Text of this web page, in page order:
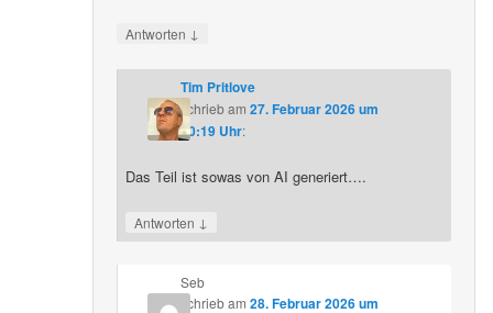
Antworten ↓
Tim Pritlove
schriebam 27. Februar 2026 um
20:19 Uhr:
Das Teil ist sowas von AI generiert….
Antworten ↓
Seb
schriebam 28. Februar 2026 um